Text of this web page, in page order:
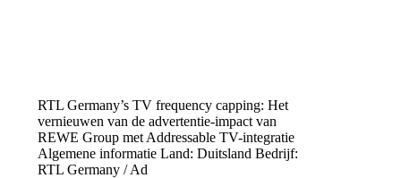
RTL Germany’s TV frequency capping: Het
vernieuwen van de advertentie-impact van
REWE Group met Addressable TV-integratie
Algemene informatie Land: Duitsland Bedrijf:
RTL Germany / Ad